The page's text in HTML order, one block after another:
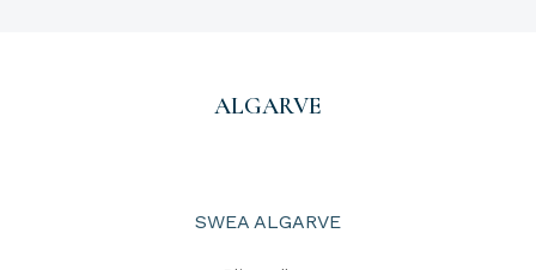
ALGARVE
SWEA ALGARVE